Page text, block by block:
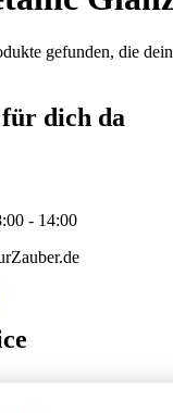
gefunden, die
dich da
- 14:00